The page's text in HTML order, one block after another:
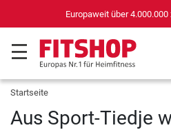
Europaweit über
Startseite
Aus Sport-Tiedje